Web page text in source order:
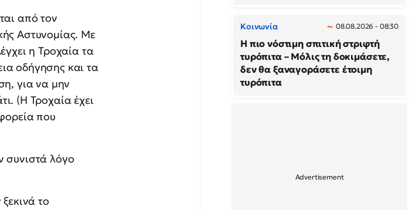
από τον
Αστυνομίας. Με
η Τροχαία τα
οδήγησης και τα
για να μην
(Η Τροχαία έχει
που
συνιστά λόγο
το
Κοινωνία 08.08.2026 - 08:30
Η πιο νόστιμη σπιτική στριφτή
τυρόπιτα – Μόλις τη δοκιμάσετε,
δεν θα ξαναγοράσετε έτοιμη
τυρόπιτα